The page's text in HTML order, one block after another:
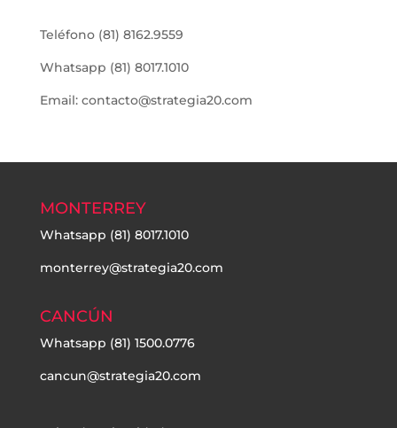
Teléfono (81) 8162.9559
Whatsapp (81) 8017.1010
Email: contacto@strategia20.com
MONTERREY
Whatsapp (81) 8017.1010
monterrey@strategia20.com
CANCÚN
Whatsapp (81) 1500.0776
cancun@strategia20.com